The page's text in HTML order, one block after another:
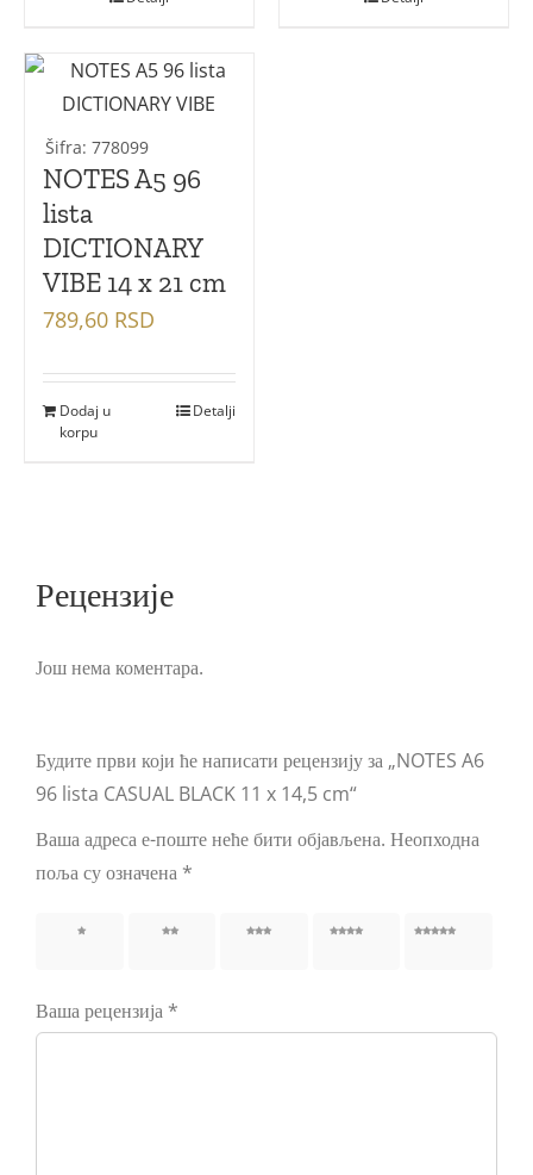
Šifra: 778099
NOTES A5 96
lista
DICTIONARY
VIBE 14 x 21 cm
789,60 RSD
Dodaj u
korpu
Detalji
Рецензије
Још нема коментара.
Будите први који ће написати рецензију за „NOTES A6
96 lista CASUAL BLACK 11 x 14,5 cm“
Ваша адреса е-поште неће бити објављена. Неопходна
поља су означена *
1 од 5 2 од 5 3 од 5 4 од 5 5 од 5
Ваша рецензија *